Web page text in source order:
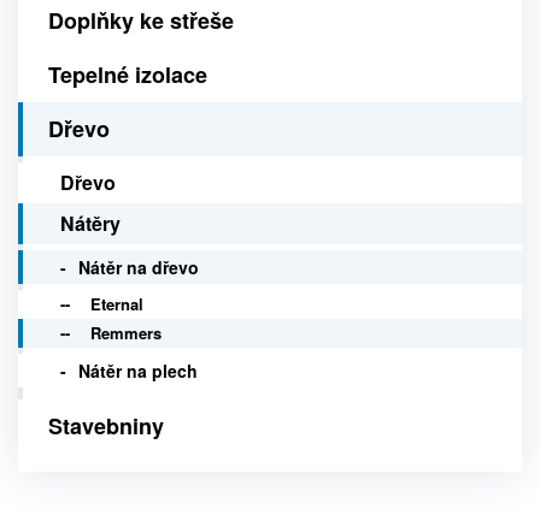
Doplňky ke střeše
Tepelné izolace
Dřevo
Dřevo
Nátěry
Nátěr na dřevo
Eternal
Remmers
Nátěr na plech
Stavebniny